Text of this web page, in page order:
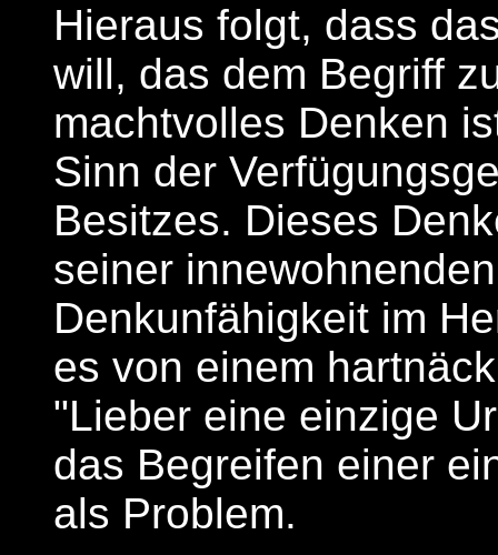
Hieraus folgt, dass
will, das dem Begriff
machtvolles Denken
Sinn der
Besitzes. Dieses
seiner
Denkunfähigkeit im
es von einem
"Lieber eine einzige
das Begreifen einer
als Problem.